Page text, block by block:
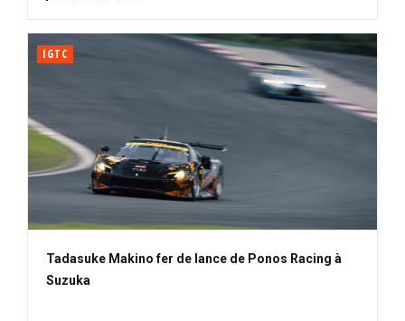
IGTC
Tadasuke Makino fer de lance de Ponos Racing à
Suzuka